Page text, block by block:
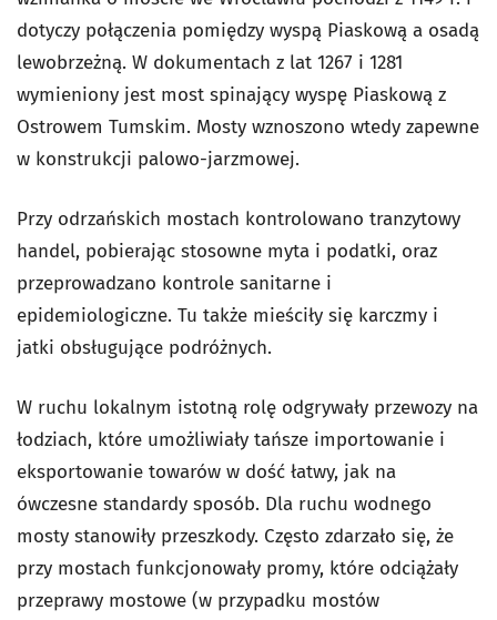
dotyczy połączenia pomiędzy wyspą Piaskową a osadą
lewobrzeżną. W dokumentach z lat 1267 i 1281
wymieniony jest most spinający wyspę Piaskową z
Ostrowem Tumskim. Mosty wznoszono wtedy zapewne
w konstrukcji palowo-jarzmowej.
Przy odrzańskich mostach kontrolowano tranzytowy
handel, pobierając stosowne myta i podatki, oraz
przeprowadzano kontrole sanitarne i
epidemiologiczne. Tu także mieściły się karczmy i
jatki obsługujące podróżnych.
W ruchu lokalnym istotną rolę odgrywały przewozy na
łodziach, które umożliwiały tańsze importowanie i
eksportowanie towarów w dość łatwy, jak na
ówczesne standardy sposób. Dla ruchu wodnego
mosty stanowiły przeszkody. Często zdarzało się, że
przy mostach funkcjonowały promy, które odciążały
przeprawy mostowe (w przypadku mostów